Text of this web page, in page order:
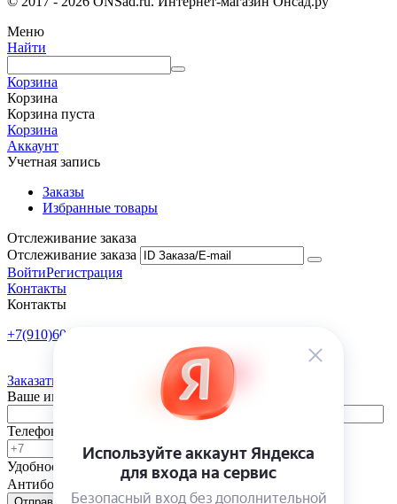
Меню
Найти
Корзина
Корзина
Корзина пуста
Корзина
Аккаунт
Учетная запись
Заказы
Избранные товары
Отслеживание заказа
Отслеживание заказа
ВойтиРегистрация
Контакты
Контакты
+7(910)601-10-10
Заказать обратный звонок
Ваше имя
Телефон
Удобное время
-
Антибот